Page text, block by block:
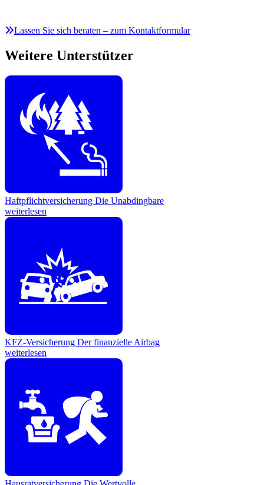
Lassen Sie sich beraten – zum Kontaktformular
Weitere Unterstützer
Haftpflichtversicherung Die Unabdingbare
weiterlesen
KFZ-Versicherung Der finanzielle Airbag
weiterlesen